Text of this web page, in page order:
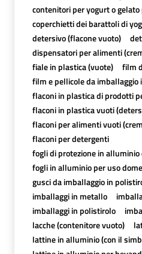
contenitori per yogurt o
coperchietti dei barattoli di
detersivo (flacone vuoto)
dispensatori per alimenti
fiale in plastica (vuote)
film
film e pellicole da imballaggio
flaconi in plastica di prodotti
flaconi in plastica vuoti
flaconi per alimenti vuoti
flaconi per detergenti
fogli di protezione in alluminio
fogli in alluminio per uso
gusci da imballaggio in
imballaggi in metallo
imballaggi in polistirolo
lacche (contenitore vuoto)
lattine in alluminio (con il